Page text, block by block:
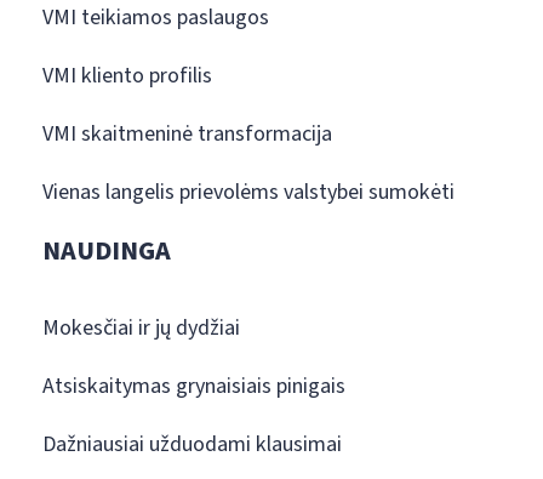
VMI teikiamos paslaugos
VMI kliento profilis
VMI skaitmeninė transformacija
Vienas langelis prievolėms valstybei sumokėti
NAUDINGA
Mokesčiai ir jų dydžiai
Atsiskaitymas grynaisiais pinigais
Dažniausiai užduodami klausimai